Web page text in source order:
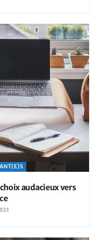
audacieux vers